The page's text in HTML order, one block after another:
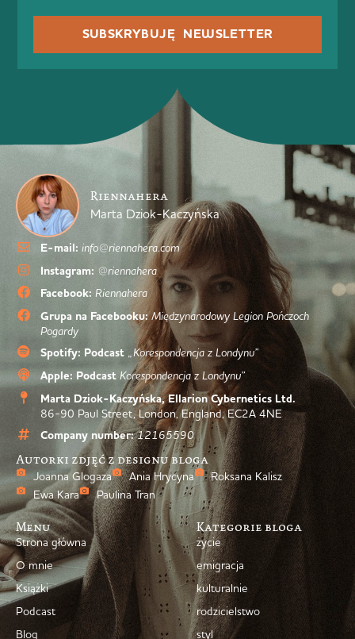
SUBSKRYBUJĘ NEWSLETTER
Riennahera
Marta Dziok-Kaczyńska
E-mail: info@riennahera.com
Instagram: @riennahera
Facebook: Riennahera
Grupa na Facebooku: Międzynarodowy Legion Pończoch
Pogardy
Spotify: Podcast „Korespondencja z Londynu”
Apple: Podcast Korespondencja z Londynu”
Marta Dziok-Kaczyńska, Ellarion Cybernetics Ltd.
86-90 Paul Street, London, England, EC2A 4NE
Company number: 12165590
Autorki zdjęć z designu bloga
Joanna Glogaza Ania Hrycyna
Roksana Kalisz
Ewa Kara
Paulina Tran
Menu
Strona główna
O mnie
Książki
Podcast
Blog
Kategorie bloga
życie
emigracja
kulturalnie
rodzicielstwo
styl